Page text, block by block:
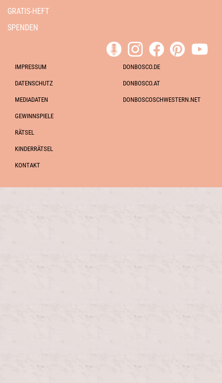
GRATIS-HEFT
SPENDEN
IMPRESSUM
DATENSCHUTZ
MEDIADATEN
GEWINNSPIELE
RÄTSEL
KINDERRÄTSEL
KONTAKT
DONBOSCO.DE
DONBOSCO.AT
DONBOSCOSCHWESTERN.NET